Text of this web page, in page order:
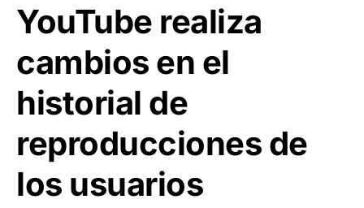
YouTube realiza
cambios en el
historial de
reproducciones de
los usuarios